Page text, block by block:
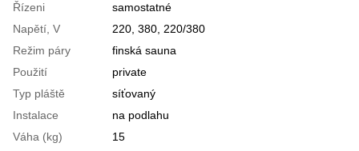
Řízeni
samostatné
Napětí, V
220, 380, 220/380
Režim páry
finská sauna
Použití
private
Typ pláště
síťovaný
Instalace
na podlahu
Váha (kg)
15